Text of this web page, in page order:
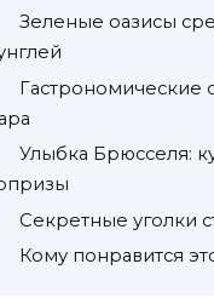
Зеленые оазисы
Гастрономические
Улыбка Брюсселя:
Секретные уголки
Кому понравится